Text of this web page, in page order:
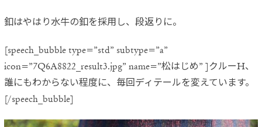
釦はやはり水牛の釦を採用し、段返りに。
[speech_bubble type=”std” subtype=”a”
icon=”7Q6A8822_result3.jpg” name=”松はじめ” ]クルーH、
誰にもわからない程度に、毎回ディテールを変えています。
[/speech_bubble]